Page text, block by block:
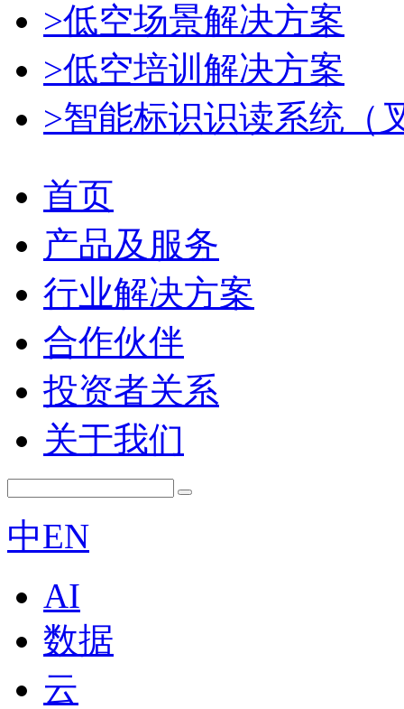
>低空场景解决方案
>低空培训解决方案
>智能标识识读系统（
首页
产品及服务
行业解决方案
合作伙伴
投资者关系
关于我们
中EN
AI
数据
云